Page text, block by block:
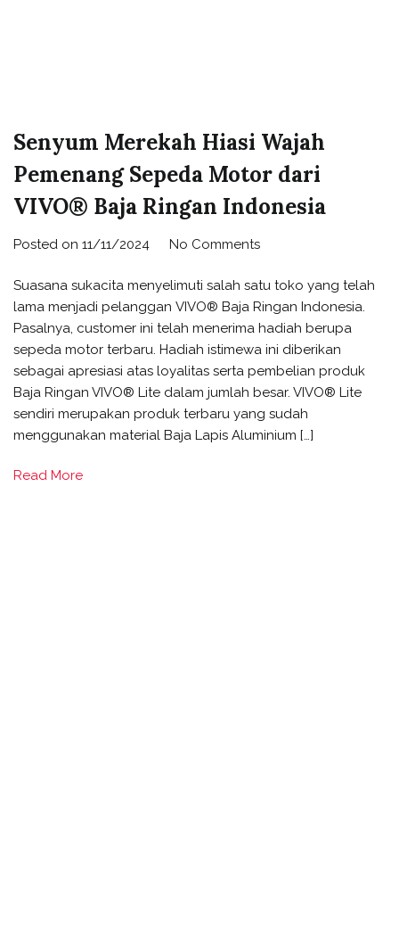
Senyum Merekah Hiasi Wajah
Pemenang Sepeda Motor dari
VIVO® Baja Ringan Indonesia
Posted on 11/11/2024 No Commentson
Merekah
Hiasi
Wajah
Pemenang
Sepeda
Motor
dari
VIVO®
Suasana sukacita menyelimuti salah satu toko yang telah
lama menjadi pelanggan VIVO® Baja Ringan Indonesia.
Pasalnya, customer ini telah menerima hadiah berupa
sepeda motor terbaru. Hadiah istimewa ini diberikan
sebagai apresiasi atas loyalitas serta pembelian produk
Baja Ringan VIVO® Lite dalam jumlah besar. VIVO® Lite
sendiri merupakan produk terbaru yang sudah
menggunakan material Baja Lapis Aluminium […]
Read More